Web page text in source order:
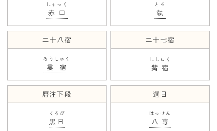
赤口
しゃっく
執
とる
二十八宿
婁宿
ろうしゅく
二十七宿
觜宿
ししゅく
暦注下段
黒日
くろび
選日
八専
はっせん